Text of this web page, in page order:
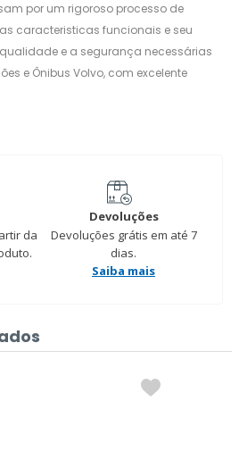
por um rigoroso processo de
caracteristicas funcionais e seu
e a segurança necessárias
e Ônibus Volvo, com excelente
da
Devoluções
Devoluções grátis em até 7
dias.
Saiba mais